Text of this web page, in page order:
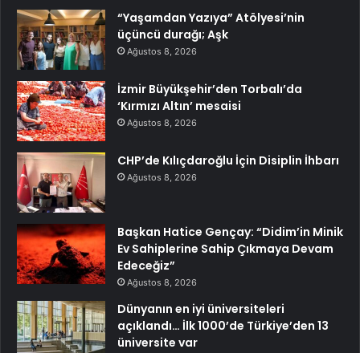
“Yaşamdan Yazıya” Atölyesi’nin
üçüncü durağı; Aşk
Ağustos 8, 2026
İzmir Büyükşehir’den Torbalı’da
‘Kırmızı Altın’ mesaisi
Ağustos 8, 2026
CHP’de Kılıçdaroğlu İçin Disiplin İhbarı
Ağustos 8, 2026
Başkan Hatice Gençay: “Didim’in Minik
Ev Sahiplerine Sahip Çıkmaya Devam
Edeceğiz”
Ağustos 8, 2026
Dünyanın en iyi üniversiteleri
açıklandı… İlk 1000’de Türkiye’den 13
üniversite var